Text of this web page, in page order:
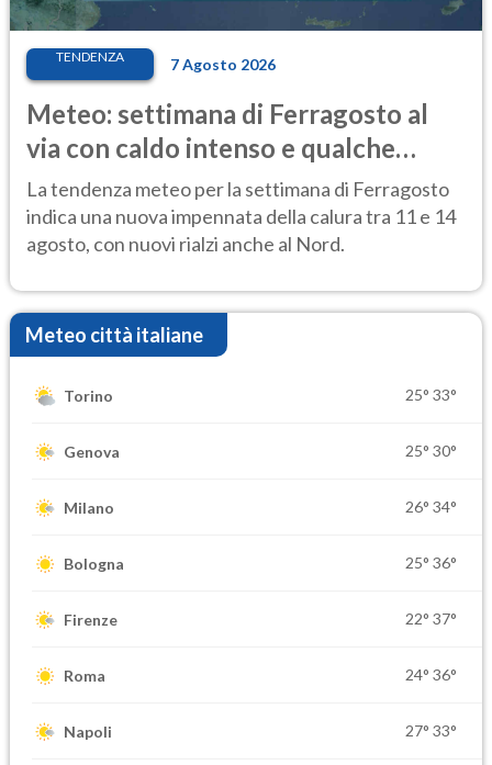
TENDENZA 7 Agosto 2026
Meteo: settimana di Ferragosto al
via con caldo intenso e qualche
temporale
La tendenza meteo per la settimana di Ferragosto
indica una nuova impennata della calura tra 11 e 14
agosto, con nuovi rialzi anche al Nord.
Meteo città italiane
Torino 25° 33°
Genova 25° 30°
Milano 26° 34°
Bologna 25° 36°
Firenze 22° 37°
Roma 24° 36°
Napoli 27° 33°